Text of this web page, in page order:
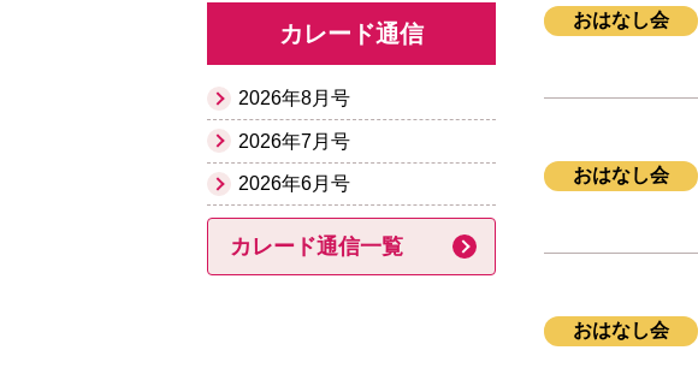
カレード通信
2026年8月号
2026年7月号
2026年6月号
カレード通信一覧
おはなし会
おはなし会
おはなし会